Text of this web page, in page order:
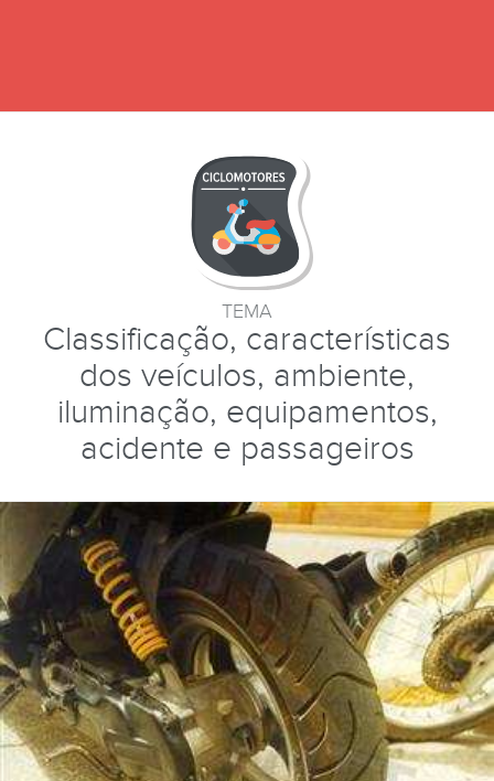
TEMA
Classificação, características
dos veículos, ambiente,
iluminação, equipamentos,
acidente e passageiros